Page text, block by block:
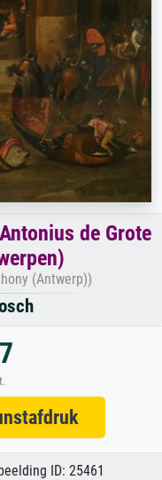
de Grote
(Antwerp))
ID: 25461